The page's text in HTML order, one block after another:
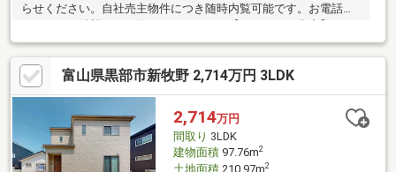
らせください。自社売主物件につき随時内覧可能です。お電話か
アリ工防除工事、クリーニング、雨漏り点検、設備点検車庫解
体、庭木伐採【おすすめポイント】・本物件は条件により住宅ロ
ーン減税が適用されます。・シロアリ工事施工後5年間保証。・お
客様に合わせたローンの組み方や金融機関をご提案。住宅ローン
が初めての方でもお気軽にご相談ください。【周辺施設】・中央
小学校まで約1900ｍ（徒歩約24分）・清明中学校まで約650
富山県黒部市新牧野 2,714万円 3LDK
2,714万円
間取り 3LDK
建物面積97.76m2
土地面積210.97m2